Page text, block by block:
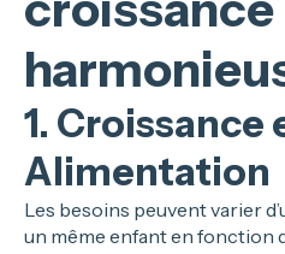
1. Croissance
Alimentation
Les besoins peuvent varier
un même enfant en fonction